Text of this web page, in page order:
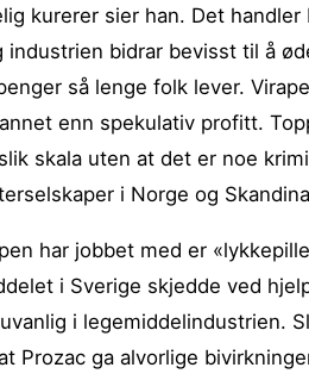
kurerer sier han. Det
industrien bidrar bevisst til å
så lenge folk lever.
enn spekulativ profitt.
skala uten at det er noe
i Norge og
har jobbet med er
i Sverige skjedde ved
i legemiddelindustrien.
Prozac ga alvorlige